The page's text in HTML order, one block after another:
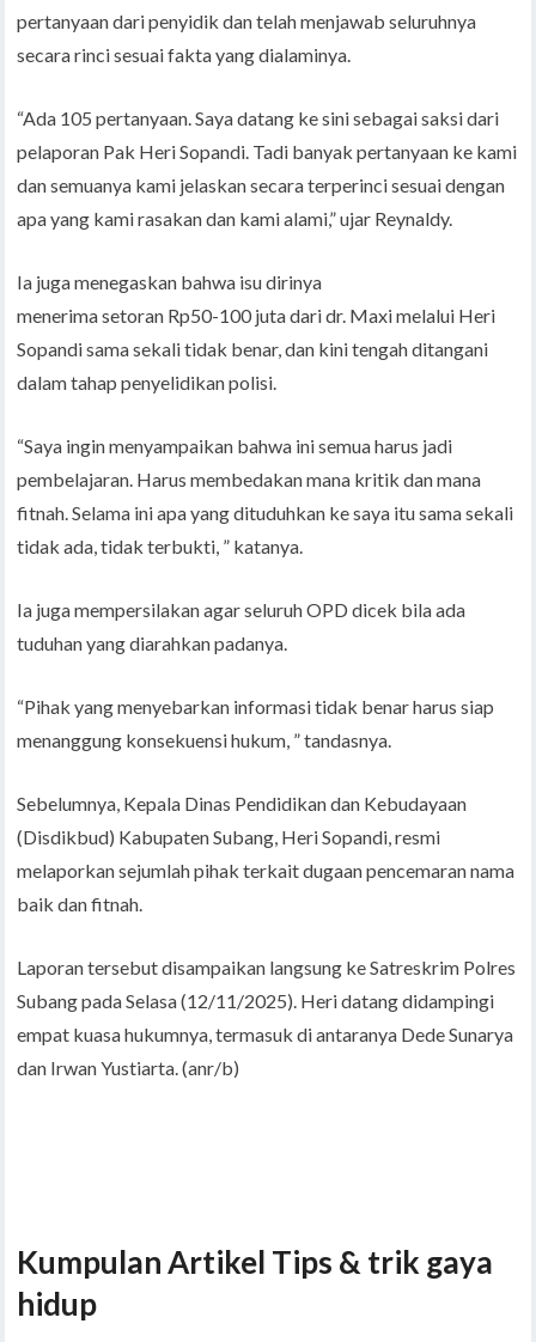
pertanyaan dari penyidik dan telah menjawab seluruhnya
secara rinci sesuai fakta yang dialaminya.
“Ada 105 pertanyaan. Saya datang ke sini sebagai saksi dari
pelaporan Pak Heri Sopandi. Tadi banyak pertanyaan ke kami
dan semuanya kami jelaskan secara terperinci sesuai dengan
apa yang kami rasakan dan kami alami,” ujar Reynaldy.
Ia juga menegaskan bahwa isu dirinya
menerima setoran Rp50-100 juta dari dr. Maxi melalui Heri
Sopandi sama sekali tidak benar, dan kini tengah ditangani
dalam tahap penyelidikan polisi.
“Saya ingin menyampaikan bahwa ini semua harus jadi
pembelajaran. Harus membedakan mana kritik dan mana
fitnah. Selama ini apa yang dituduhkan ke saya itu sama sekali
tidak ada, tidak terbukti, ” katanya.
Ia juga mempersilakan agar seluruh OPD dicek bila ada
tuduhan yang diarahkan padanya.
“Pihak yang menyebarkan informasi tidak benar harus siap
menanggung konsekuensi hukum, ” tandasnya.
Sebelumnya, Kepala Dinas Pendidikan dan Kebudayaan
(Disdikbud) Kabupaten Subang, Heri Sopandi, resmi
melaporkan sejumlah pihak terkait dugaan pencemaran nama
baik dan fitnah.
Laporan tersebut disampaikan langsung ke Satreskrim Polres
Subang pada Selasa (12/11/2025). Heri datang didampingi
empat kuasa hukumnya, termasuk di antaranya Dede Sunarya
dan Irwan Yustiarta. (anr/b)
Kumpulan Artikel Tips & trik gaya
hidup